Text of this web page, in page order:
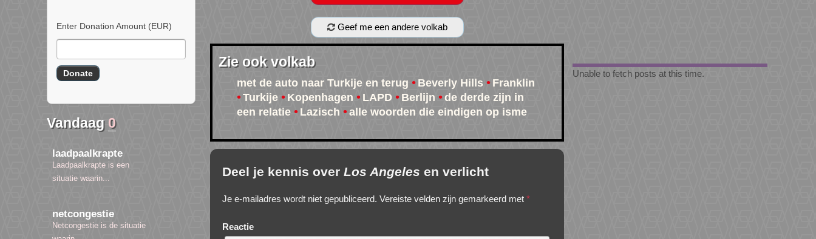
Enter Donation Amount (EUR)
Vandaag 0
laadpaalkrapte
Laadpaalkrapte is een
situatie waarin...
netcongestie
Netcongestie is de situatie
Geef me een andere volkab
Zie ook volkab
met de auto naar Turkije en terug Beverly Hills
Franklin
Turkije
Kopenhagen LAPD Berlijn
de derde zijn in
een relatie
Lazisch alle woorden die eindigen op isme
Deel je kennis over Los Angeles en verlicht
Je e-mailadres wordt niet gepubliceerd. Vereiste velden zijn gemarkeerd met *
Reactie
Unable to fetch posts at this time.